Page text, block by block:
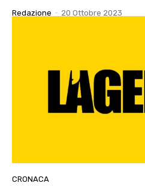
Redazione - 20 Ottobre 2023
CRONACA